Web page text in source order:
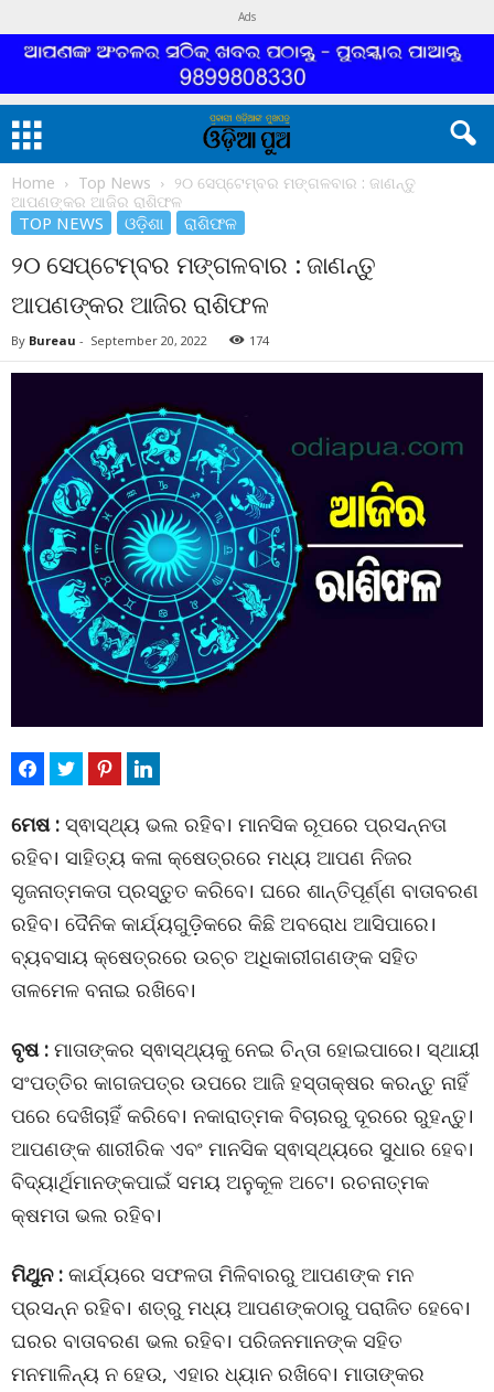
Ads
Home Top News
୨୦ ସେପ୍ଟେମ୍ବର ମଙ୍ଗଳବାର : ଜାଣନ୍ତୁ
ଆପଣଙ୍କର ଆଜିର ରାଶିଫଳ
TOP NEWS ଓଡ଼ିଶା ରାଶିଫଳ
୨୦ ସେପ୍ଟେମ୍ବର ମଙ୍ଗଳବାର : ଜାଣନ୍ତୁ
ଆପଣଙ୍କର ଆଜିର ରାଶିଫଳ
By Bureau - September 20, 2022 174
ମେଷ : ସ୍ଵାସ୍ଥ୍ୟ ଭଲ ରହିବ। ମାନସିକ ରୂପରେ ପ୍ରସନ୍ନତା
ରହିବ। ସାହିତ୍ୟ କଳା କ୍ଷେତ୍ରରେ ମଧ୍ୟ ଆପଣ ନିଜର
ସୃଜନାତ୍ମକତା ପ୍ରସ୍ତୁତ କରିବେ। ଘରେ ଶାନ୍ତିପୂର୍ଣ୍ଣ ବାତାବରଣ
ରହିବ। ଦୈନିକ କାର୍ଯ୍ୟଗୁଡ଼ିକରେ କିଛି ଅବରୋଧ ଆସିପାରେ।
ବ୍ୟବସାୟ କ୍ଷେତ୍ରରେ ଉଚ୍ଚ ଅଧିକାରୀଗଣଙ୍କ ସହିତ
ତାଳମେଳ ବନାଇ ରଖିବେ।
ବୃଷ : ମାତାଙ୍କର ସ୍ଵାସ୍ଥ୍ୟକୁ ନେଇ ଚିନ୍ତା ହୋଇପାରେ। ସ୍ଥାୟୀ
ସଂପତ୍ତିର କାଗଜପତ୍ର ଉପରେ ଆଜି ହସ୍ତାକ୍ଷର କରନ୍ତୁ ନାହିଁ
ପରେ ଦେଖିଚାହିଁ କରିବେ। ନକାରାତ୍ମକ ବିଚାରରୁ ଦୂରରେ ରୁହନ୍ତୁ।
ଆପଣଙ୍କ ଶାରୀରିକ ଏବଂ ମାନସିକ ସ୍ଵାସ୍ଥ୍ୟରେ ସୁଧାର ହେବ।
ବିଦ୍ୟାର୍ଥିମାନଙ୍କପାଇଁ ସମୟ ଅନୁକୂଳ ଅଟେ। ରଚନାତ୍ମକ
କ୍ଷମତା ଭଲ ରହିବ।
ମିଥୁନ : କାର୍ଯ୍ୟରେ ସଫଳତା ମିଳିବାରରୁ ଆପଣଙ୍କ ମନ
ପ୍ରସନ୍ନ ରହିବ। ଶତ୍ରୁ ମଧ୍ୟ ଆପଣଙ୍କଠାରୁ ପରାଜିତ ହେବେ।
ଘରର ବାତାବରଣ ଭଲ ରହିବ। ପରିଜନମାନଙ୍କ ସହିତ
ମନମାଳିନ୍ୟ ନ ହେଉ, ଏହାର ଧ୍ୟାନ ରଖିବେ। ମାତାଙ୍କର